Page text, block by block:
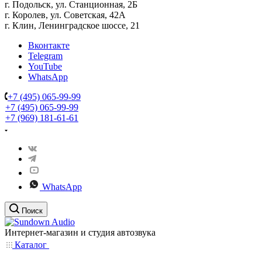
г. Подольск, ул. Станционная, 2Б
г. Королев, ул. Советская, 42А
г. Клин, Ленинградское шоссе, 21
Вконтакте
Telegram
YouTube
WhatsApp
+7 (495) 065-99-99
+7 (495) 065-99-99
+7 (969) 181-61-61
WhatsApp
Поиск
Интернет-магазин и студия автозвука
Каталог